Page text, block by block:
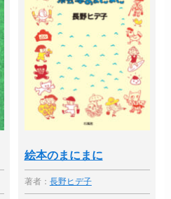
絵本のまにまに
著者： 長野ヒデ子